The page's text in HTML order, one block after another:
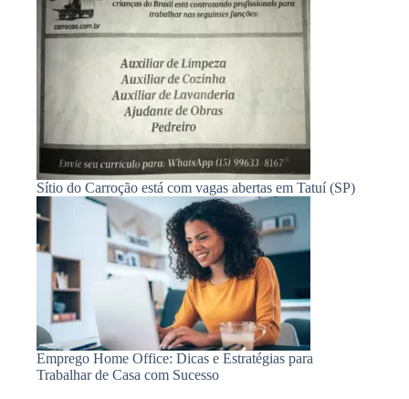
Sítio do Carroção está com vagas abertas em Tatuí (SP)
Emprego Home Office: Dicas e Estratégias para
Trabalhar de Casa com Sucesso